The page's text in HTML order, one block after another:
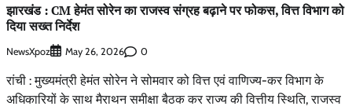
झारखंड : CM हेमंत सोरेन का राजस्व संग्रह बढ़ाने पर फोकस, वित्त विभाग को
दिया सख्त निर्देश
NewsXpoz May 26, 2026 0
रांची : मुख्यमंत्री हेमंत सोरेन ने सोमवार को वित्त एवं वाणिज्य-कर विभाग के
अधिकारियों के साथ मैराथन समीक्षा बैठक कर राज्य की वित्तीय स्थिति, राजस्व